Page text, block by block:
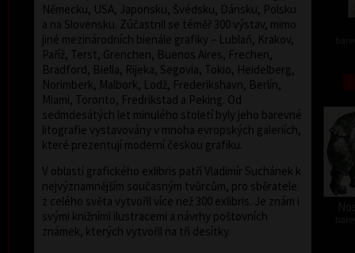
Německu, USA, Japonsku, Švédsku, Dánsku, Polsku
a na Slovensku. Zúčastnil se téměř 300 výstav, mimo
jiné mezinárodních bienále grafiky – Lublaň, Krakov,
Paříž, Terst, Grenchen, Buenos Aires, Frechen,
Bradford, Biella, Rijeka, Segovia, Tokio, Heidelberg,
Norimberk, Malbork, Lodž, Frederikshavn, Berlín,
Miami, Toronto, Fredrikstad a Peking. Od
sedmdesátých let minulého století byly jeho barevné
litografie vystavovány v mnoha evropských galeriích,
které prezentují moderní českou grafiku.
V oblasti grafického exlibris patří Vladimír Suchánek k
nejvýznamnějším současným tvůrcům, pro sběratele
z celého světa vytvořil více než 300 exlibris. Je znám i
svými knižními ilustracemi a návrhy poštovních
známek, kterých vytvořil na tři desítky.